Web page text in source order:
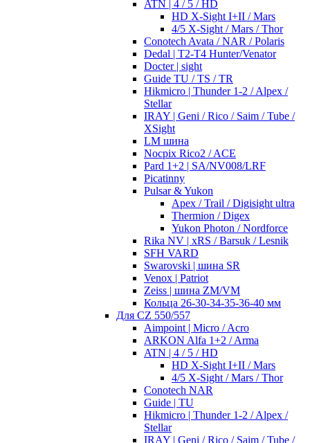
ATN | 4 / 5 / HD
HD X-Sight I+II / Mars
4/5 X-Sight / Mars / Thor
Conotech Avata / NAR / Polaris
Dedal | T2-T4 Hunter/Venator
Docter | sight
Guide TU / TS / TR
Hikmicro | Thunder 1-2 / Alpex /
Stellar
IRAY | Geni / Rico / Saim / Tube /
XSight
LM шина
Nocpix Rico2 / ACE
Pard 1+2 | SA/NV008/LRF
Picatinny
Pulsar & Yukon
Apex / Trail / Digisight ultra
Thermion / Digex
Yukon Photon / Nordforce
Rika NV | xRS / Barsuk / Lesnik
SFH VARD
Swarovski | шина SR
Venox | Patriot
Zeiss | шина ZM/VM
Кольца 26-30-34-35-36-40 мм
Для CZ 550/557
Aimpoint | Micro / Acro
ARKON Alfa 1+2 / Arma
ATN | 4 / 5 / HD
HD X-Sight I+II / Mars
4/5 X-Sight / Mars / Thor
Conotech NAR
Guide | TU
Hikmicro | Thunder 1-2 / Alpex /
Stellar
IRAY | Geni / Rico / Saim / Tube /